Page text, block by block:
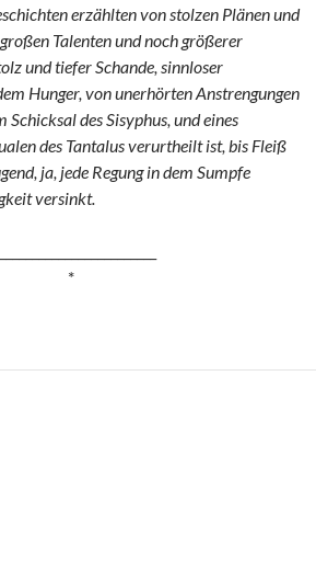
erzählten von stolzen Plänen und
Talenten und noch größerer
und tiefer Schande, sinnloser
Hunger, von unerhörten Anstrengungen
Schicksal des Sisyphus, und eines
des Tantalus verurtheilt ist, bis Fleiß
ja, jede Regung in dem Sumpfe
versinkt.
*